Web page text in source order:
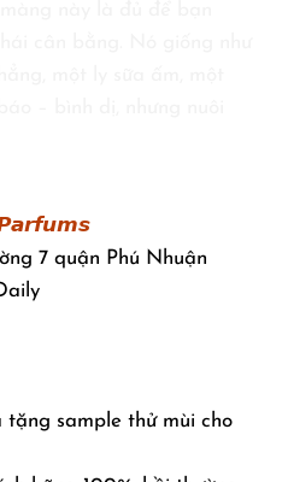
7 quận Phú Nhuận
tặng sample thử mùi cho